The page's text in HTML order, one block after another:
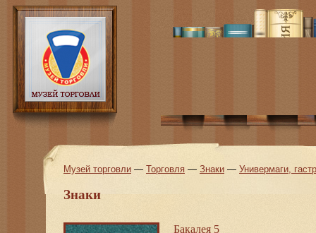
Музей торговли — Торговля — Знаки — Универмаги,
Знаки
Бакалея 5